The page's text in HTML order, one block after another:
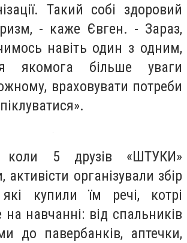
Такий собі здоровий
- каже Євген. - Зараз,
навіть один з одним,
якомога більше уваги
враховувати потреби
коли 5 друзів «ШТУКИ»
активісти організували збір
купили їм речі, котрі
на навчанні: від спальників
до павербанків, аптечки,